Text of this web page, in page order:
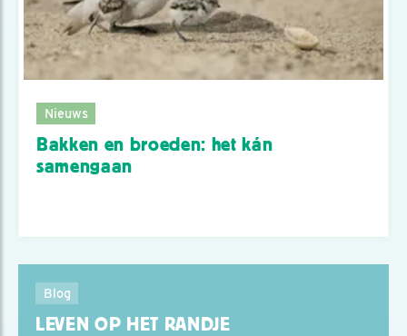
Nieuws
Bakken en broeden: het kán
samengaan
Blog
LEVEN OP HET RANDJE